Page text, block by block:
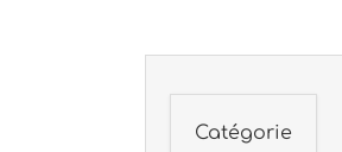
Catégorie